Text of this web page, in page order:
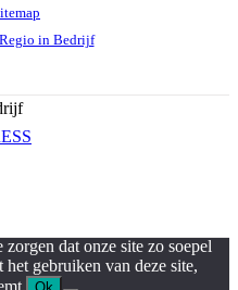
in Bedrijf
dat onze site zo soepel
gebruiken van deze site,